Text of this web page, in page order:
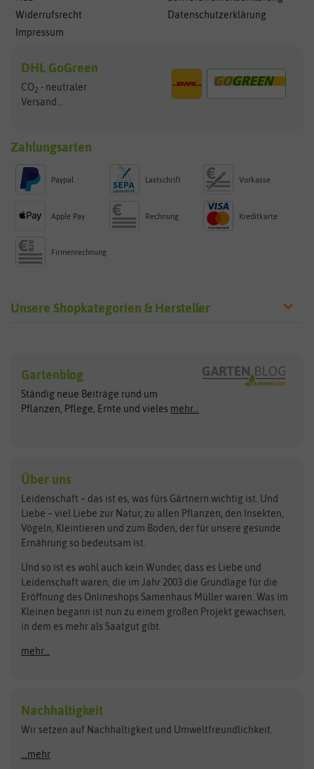
Widerrufsrecht
Impressum
Datenschutzerklärung
DHL GoGreen
CO2 - neutraler
Versand...
Zahlungsarten
Paypal Lastschrift Vorkasse
Apple Pay Rechnung Kreditkarte
Firmenrechnung
Unsere Shopkategorien & Hersteller
Exotische Samen
Gemüsesamen
Gründünger
Kräutersamen
Obstsamen
Pilzbrut
Rasensamen
Steckzwiebeln
Zimmer & Kübelpflanzen
Kataloge
Schnäppchen
Anzucht & Gartenzubehör
Anzuchtschalen
Heizmatte & Heizkabel
Kokos-Quelltabletten
Zimmergewächshaus
Arche Noah
ASB Greenworld
Benary
Bingenheimer Saatgut
BioBalu
Bionana
BIOWOL
Blumicorn
Bûten Birds
Carl Pabst
Clever Pots
COMPO
Dürr-Samen
elho
Feldsaaten Freudenberger
Fertil
Flora Elite
Florissa
Flortis
Hortitops
Gartenblog
Ständig neue Beiträge rund um
Pflanzen, Pflege, Ernte und vieles mehr...
Über uns
Leidenschaft – das ist es, was fürs Gärtnern wichtig ist. Und
Liebe – viel Liebe zur Natur, zu allen Pflanzen, den Insekten,
Vögeln, Kleintieren und zum Boden, der für unsere gesunde
Ernährung so bedeutsam ist.
Und so ist es wohl auch kein Wunder, dass es Liebe und
Leidenschaft waren, die im Jahr 2003 die Grundlage für die
Eröffnung des Onlineshops Samenhaus Müller waren. Was im
Kleinen begann ist nun zu einem großen Projekt gewachsen,
in dem es mehr als Saatgut gibt.
mehr...
Nachhaltigkeit
Wir setzen auf Nachhaltigkeit und Umweltfreundlichkeit.
...mehr